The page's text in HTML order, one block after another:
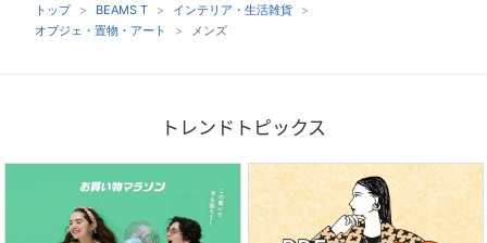
トップ BEAMS T
インテリア・生活雑貨
オブジェ・置物・アート
メンズ
トレンドトピックス